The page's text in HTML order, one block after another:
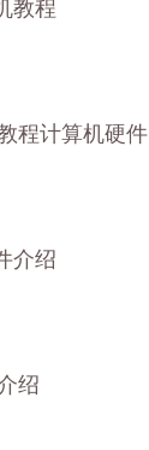
教程
程计算机硬件
介绍
绍